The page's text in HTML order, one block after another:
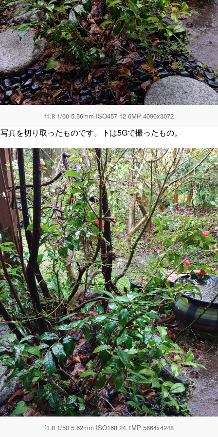
f1.8 1/60 5.56mm ISO457 12.6MP 4096x3072
真を切り取ったものです。下は5Gで撮ったもの。
f1.8 1/50 5.62mm ISO168 24.1MP 5664x4248